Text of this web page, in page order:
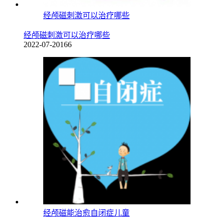
经颅磁刺激可以治疗哪些
经颅磁刺激可以治疗哪些
2022-07-20166
经颅磁能治愈自闭症儿童